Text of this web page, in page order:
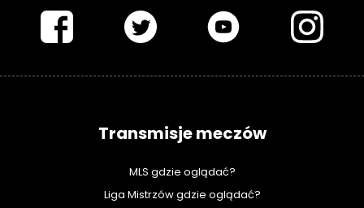
Transmisje meczów
MLS gdzie oglądać?
Liga Mistrzów gdzie oglądać?